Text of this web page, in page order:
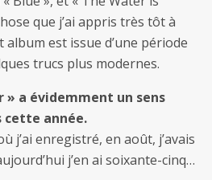
que j’ai appris très tôt à
album est issue d’une période
trucs plus modernes.
» a évidemment un sens
cette année.
j’ai enregistré, en août, j’avais
j’en ai soixante-cinq…